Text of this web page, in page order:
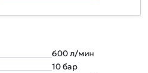
600 л/мин
10 бар